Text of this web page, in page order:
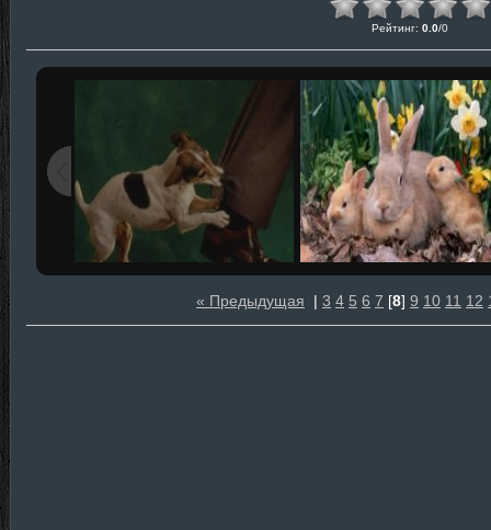
Рейтинг: 0.0/0
« Предыдущая | 3 4 5 6 7 [8] 9 10 11 12